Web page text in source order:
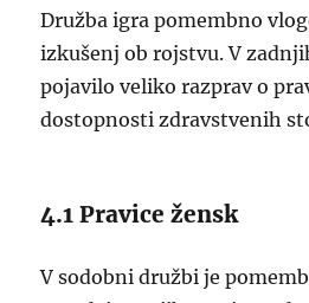
Družba igra pomembno
izkušenj ob rojstvu. V
pojavilo veliko razprav o
dostopnosti zdravstvenih
4.1 Pravice žensk
V sodobni družbi je